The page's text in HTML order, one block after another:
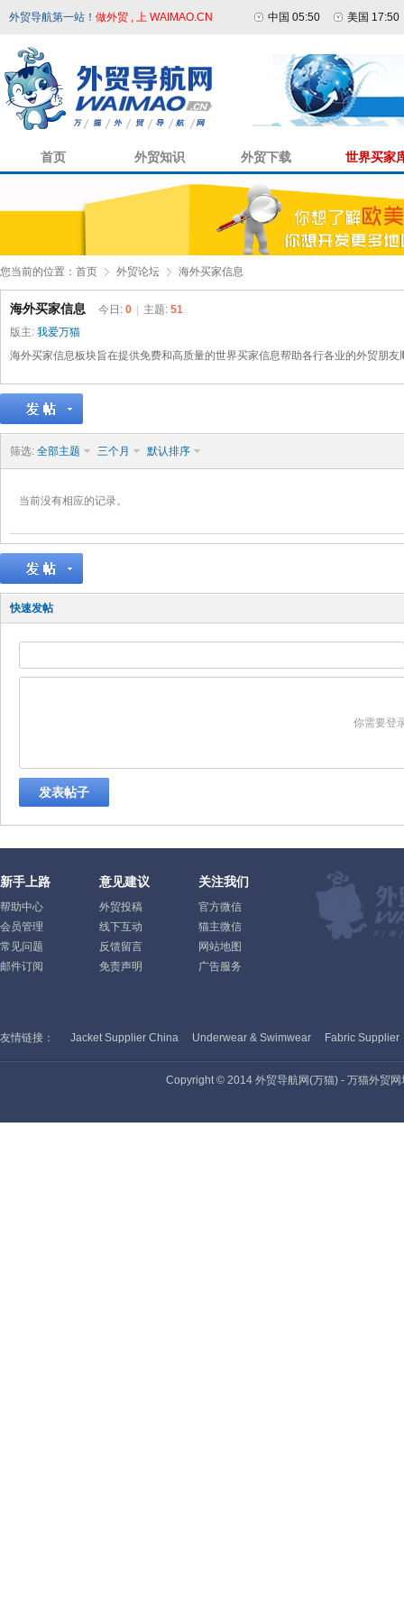
外贸导航第一站！ 做外贸 , 上 WAIMAO.CN 中国 05:50 美国 17:50
首页 外贸知识 外贸下载 世界买家
您当前的位置： 首页 外贸论坛 海外买家信息
海外买家信息 今日: 0 主题: 51
版主: 我爱万猫
海外买家信息板块旨在提供免费和高质量的世界买家信息帮助各行各业的外贸朋
筛选: 全部主题 三个月 默认排序
当前没有相应的记录。
快速发帖
你需要登
发表帖子
新手上路
帮助中心
会员管理
常见问题
邮件订阅
意见建议
外贸投稿
线下互动
反馈留言
免责声明
关注我们
官方微信
猫主微信
网站地图
广告服务
友情链接： Jacket Supplier China Underwear & Swimwear Fabric Supplier
Copyright © 2014 外贸导航网(万猫) - 万猫外贸